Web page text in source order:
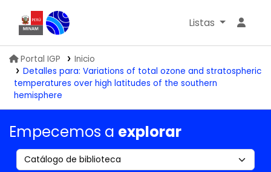
Biblioteca IGP
Listas
Portal IGP
Inicio
Detalles para: Variations of total ozone and stratospheric
temperatures over high latitudes of the southern
hemisphere
Empecemos a explorar